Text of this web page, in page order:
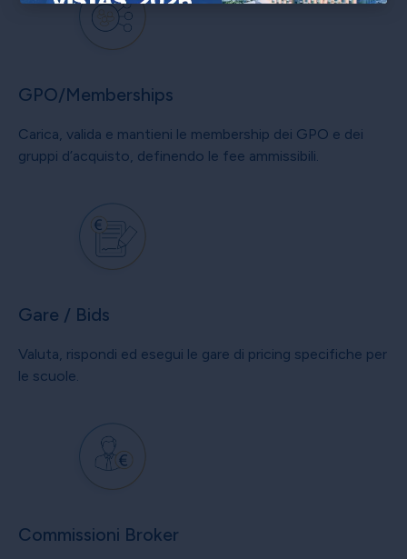
GPO/Memberships
Carica, valida e mantieni le membership dei GPO e dei
gruppi d’acquisto, definendo le fee ammissibili.
Gare / Bids
Valuta, rispondi ed esegui le gare di pricing specifiche per
le scuole.
Commissioni Broker